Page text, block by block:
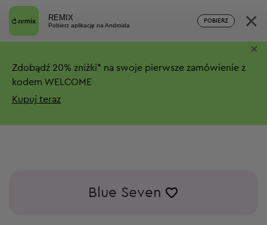
REMIX
Pobierz aplikację na Androida
POBIERZ ×
Zdobądź 20% zniżki* na swoje pierwsze zamówienie z
kodem WELCOME
Kupuj teraz
×
Blue Seven